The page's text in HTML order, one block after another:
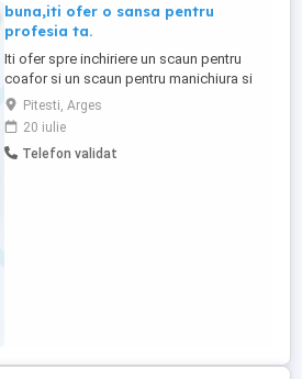
buna,iti ofer o sansa pentru
profesia ta.
Iti ofer spre inchiriere un scaun pentru
coafor si un scaun pentru manichiura si
pedichiura,spatiul fiind situat in strada
Exercitiu,Pitesti,o zona intens circulata si
cu mari posibilitati pentru a ti forma un
portofoliu de cliente.Suna si vei afla mai
Pitesti, Arges
20 iulie
Telefon validat